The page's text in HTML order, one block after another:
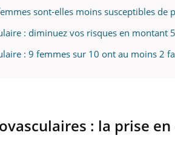
sont-elles moins susceptibles de
: diminuez vos risques en montant
: 9 femmes sur 10 ont au moins 2
: la prise
osait en parler?? Youtube